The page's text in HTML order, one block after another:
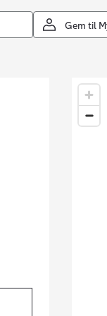
Gem til